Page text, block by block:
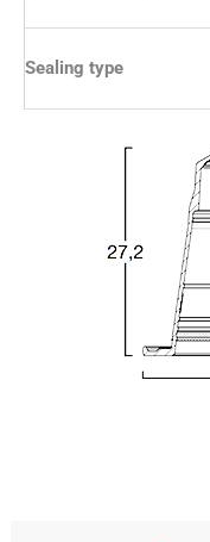
Sealing type